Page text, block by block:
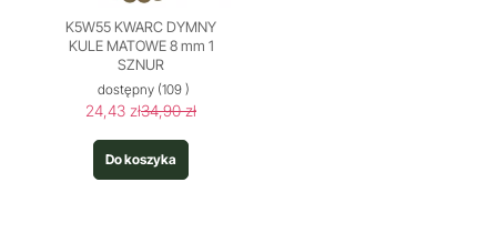
K5W55 KWARC DYMNY
KULE MATOWE 8 mm 1
SZNUR
dostępny (109 )
24,43 zł34,90 zł
Do koszyka